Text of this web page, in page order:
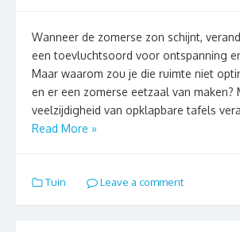
Wanneer de zomerse zon schijnt,
een toevluchtsoord voor ontspanning
Maar waarom zou je die ruimte niet
en er een zomerse eetzaal van maken?
veelzijdigheid van opklapbare tafels
Read More »
Tuin Leave a comment